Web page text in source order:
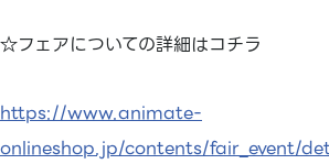
☆フェアについての詳細はコチラ
https://www.animate-
onlineshop.jp/contents/fair_event/